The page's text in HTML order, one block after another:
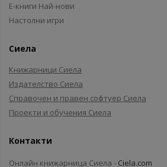
Е-книги Най-нови
Настолни игри
Сиела
Книжарници Сиела
Издателство Сиела
Справочен и правен софтуер Сиела
Проекти и обучения Сиела
Контакти
Онлайн книжарница Сиела - Ciela.com